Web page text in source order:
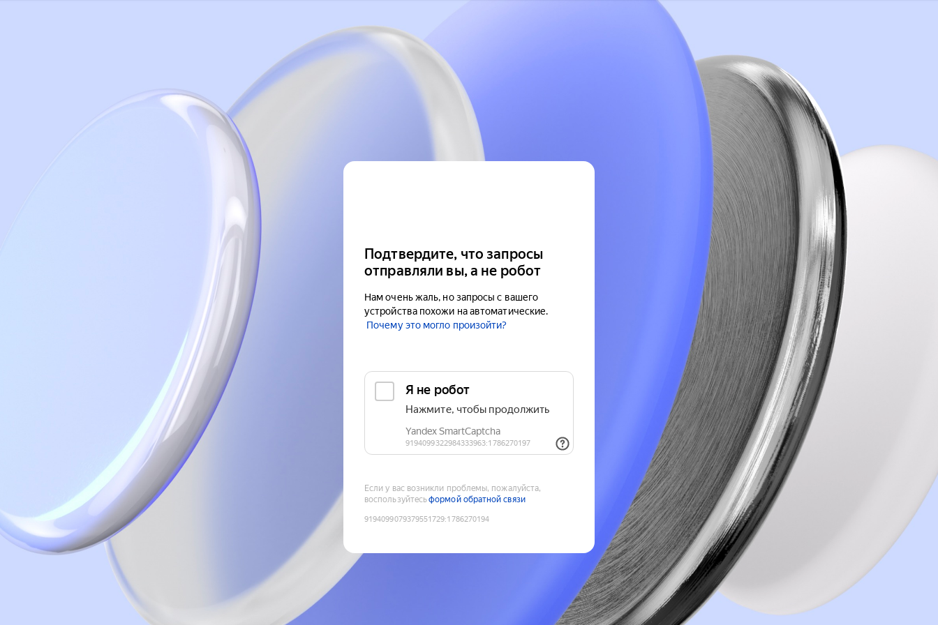
Подтвердите, что запросы
отправляли вы, а не робот
Нам очень жаль, но запросы с вашего
устройства похожи на автоматические.
Почему это могло произойти?
Если у вас возникли проблемы, пожалуйста,
воспользуйтесьформой обратной связи
9194099079379551729:1786270194